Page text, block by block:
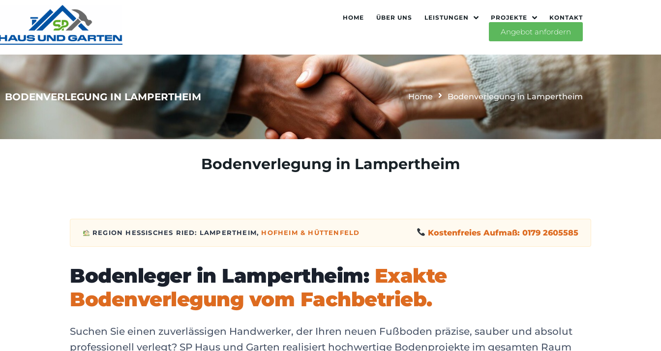
HOME ÜBER UNS LEISTUNGEN PROJEKTE KONTAKT
Angebot anfordern
BODENVERLEGUNG IN LAMPERTHEIM Home Bodenverlegung in Lampertheim
Bodenverlegung in Lampertheim
REGION HESSISCHES RIED: LAMPERTHEIM, HOFHEIM & HÜTTENFELD Kostenfreies Aufmaß: 0179 2605585
Bodenleger in Lampertheim: Exakte
Bodenverlegung vom Fachbetrieb.
Suchen Sie einen zuverlässigen Handwerker, der Ihren neuen Fußboden präzise, sauber und absolut
professionell verlegt? SP Haus und Garten realisiert hochwertige Bodenprojekte im gesamten Raum